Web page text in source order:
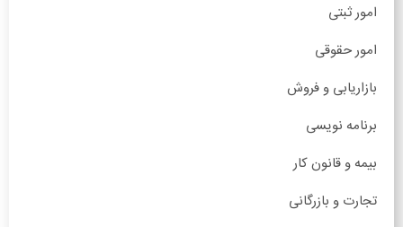
امور ثبتی
امور حقوقی
بازاریابی و فروش
برنامه نویسی
بیمه و قانون کار
تجارت و بازرگانی